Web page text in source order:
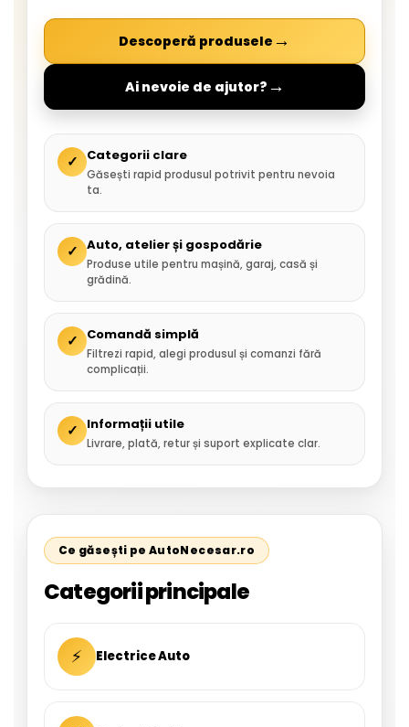
Descoperă produsele →
Ai nevoie de ajutor? →
✓ Categorii clare
Găsești rapid produsul potrivit pentru nevoia
ta.
✓ Auto, atelier și gospodărie
Produse utile pentru mașină, garaj, casă și
grădină.
✓ Comandă simplă
Filtrezi rapid, alegi produsul și comanzi fără
complicații.
✓ Informații utile
Livrare, plată, retur și suport explicate clar.
Ce găsești pe AutoNecesar.ro
Categorii principale
⚡ Electrice Auto